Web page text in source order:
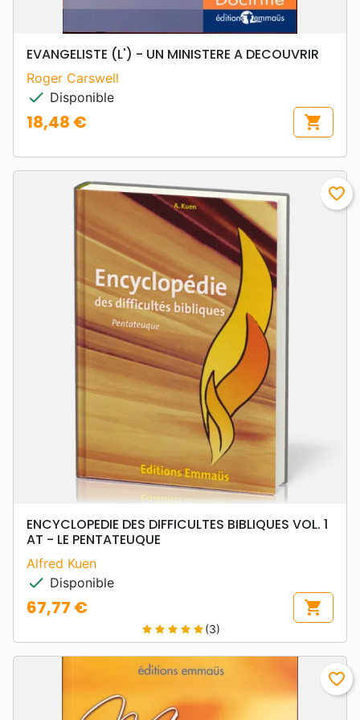
EVANGELISTE (L') - UN MINISTERE A DECOUVRIR
Roger Carswell
check Disponible
Prix
18,48 € shopping_cart
favorite_border
ENCYCLOPEDIE DES DIFFICULTES BIBLIQUES VOL. 1
AT - LE PENTATEUQUE
Alfred Kuen
check Disponible
Prix
67,77 € shopping_cart
star star star star star(3)
favorite_border